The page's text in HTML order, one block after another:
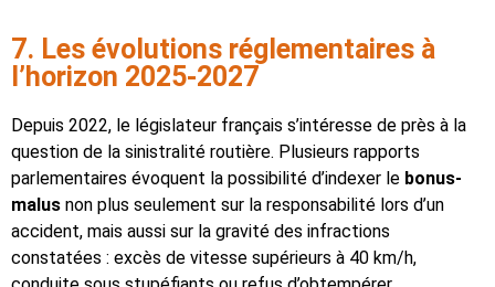
7. Les évolutions réglementaires à
l’horizon 2025-2027
Depuis 2022, le législateur français s’intéresse de près à la
question de la sinistralité routière. Plusieurs rapports
parlementaires évoquent la possibilité d’indexer le bonus-
malus non plus seulement sur la responsabilité lors d’un
accident, mais aussi sur la gravité des infractions
constatées : excès de vitesse supérieurs à 40 km/h,